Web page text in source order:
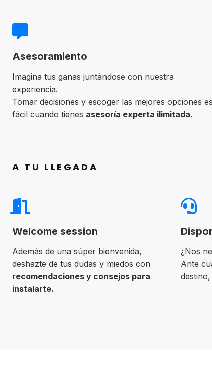
Asesoramiento
Imagina tus ganas juntándose con nuestra
experiencia.
Tomar decisiones y escoger las mejores opciones es
fácil cuando tienes asesoría experta ilimitada.
A TU LLEGADA
Welcome session
Además de una súper bienvenida,
deshazte de tus dudas y miedos con
recomendaciones y consejos para
instalarte.
¿Nos
Ante